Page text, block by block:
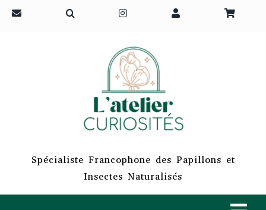
Passer
Spécialiste Francophone des Papillons et
Insectes Naturalisés